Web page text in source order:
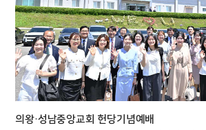
의왕·성남중앙교회 헌당기념예배